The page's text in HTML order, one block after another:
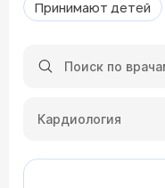
Принимают детей
Кардиология